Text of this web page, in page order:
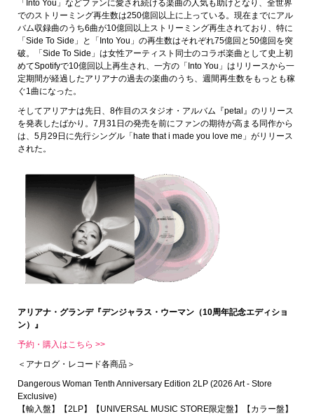
「Into You」などファンに愛され続ける楽曲の人気も助けとなり、全世界
でのストリーミング再生数は250億回以上に上っている。現在までにアル
バム収録曲のうち6曲が10億回以上ストリーミング再生されており、特に
「Side To Side」と「Into You」の再生数はそれぞれ75億回と50億回を突
破。「Side To Side」は女性アーティスト同士のコラボ楽曲として史上初
めてSpotifyで10億回以上再生され、一方の「Into You」はリリースから一
定期間が経過したアリアナの過去の楽曲のうち、週間再生数をもっとも稼
ぐ1曲になった。
そしてアリアナは先日、8作目のスタジオ・アルバム『petal』のリリース
を発表したばかり。7月31日の発売を前にファンの期待が高まる同作から
は、5月29日に先行シングル「hate that i made you love me」がリリース
された。
アリアナ・グランデ『デンジャラス・ウーマン（10周年記念エディショ
ン）』
予約・購入はこちら >>
＜アナログ・レコード各商品＞
Dangerous Woman Tenth Anniversary Edition 2LP (2026 Art - Store
Exclusive)
【輸入盤】【2LP】【UNIVERSAL MUSIC STORE限定盤】【カラー盤】